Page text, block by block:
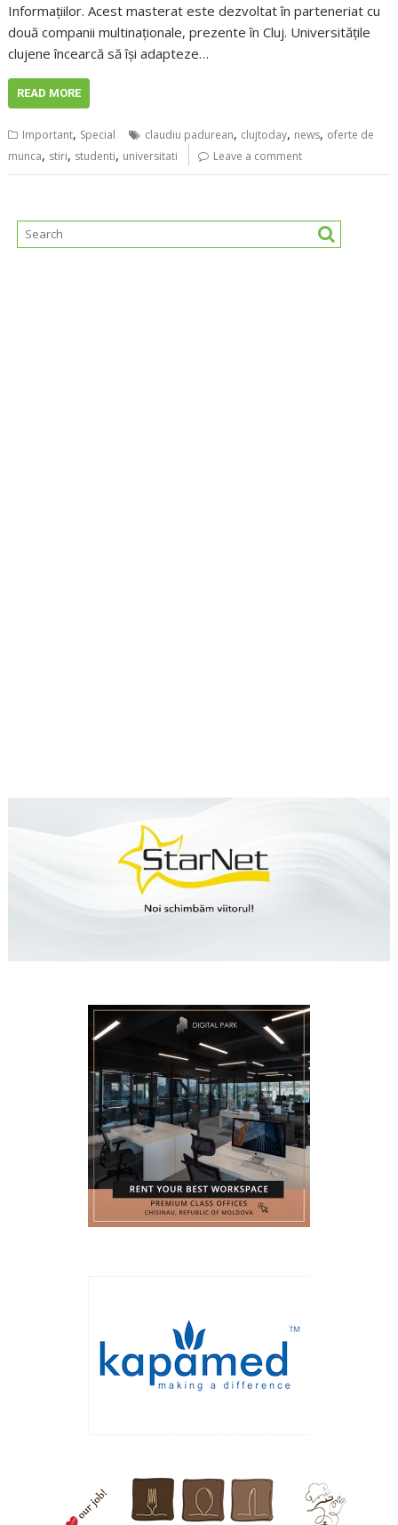
Informațiilor. Acest masterat este dezvoltat în parteneriat cu
două companii multinaționale, prezente în Cluj. Universitățile
clujene încearcă să își adapteze…
READ MORE
Important, Special claudiu padurean, clujtoday, news, oferte de
munca, stiri, studenti, universitati Leave a comment